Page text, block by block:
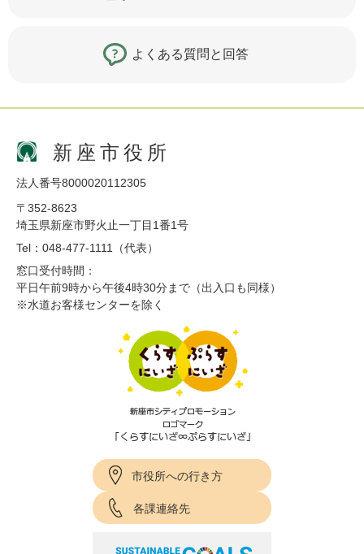
よくある質問と回答
新座市役所
法人番号8000020112305
〒352-8623
埼玉県新座市野火止一丁目1番1号
Tel：048-477-1111（代表）
窓口受付時間：
平日午前9時から午後4時30分まで（出入口も同様）
※水道お客様センターを除く
市役所への行き方
各課連絡先